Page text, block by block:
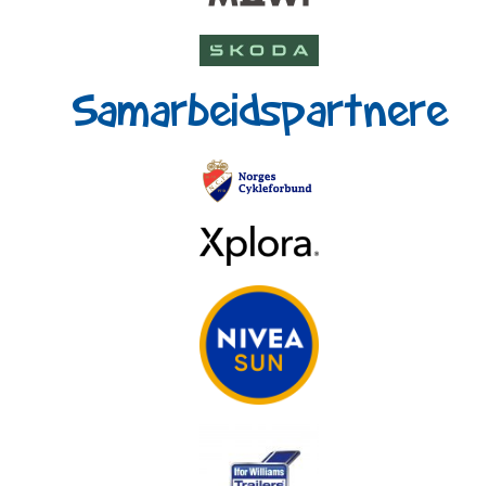
Samarbeidspartnere